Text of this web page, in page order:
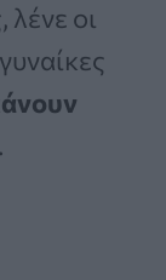
οι
.